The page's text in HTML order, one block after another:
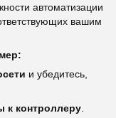
автоматизации
вашим
и убедитесь,
к контроллеру.